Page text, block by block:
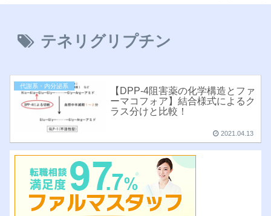
テネリグリプチン
代謝系・内分泌系
【DPP-4阻害薬の化学構造とファ
ーマコフォア】結合様式によるク
ラス分けと比較！
2021.04.13